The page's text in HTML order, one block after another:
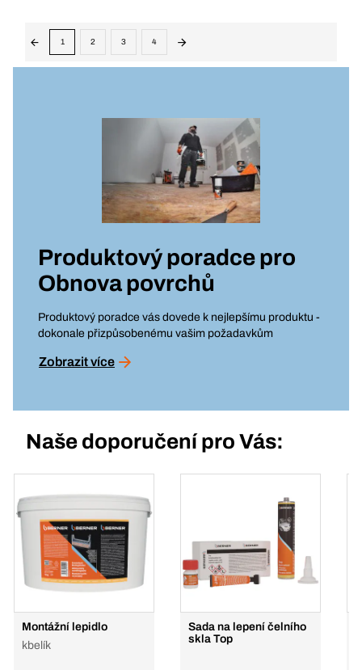
1 2 3 4
Produktový poradce pro
Obnova povrchů
Produktový poradce vás dovede k nejlepšímu produktu -
dokonale přizpůsobenému vašim požadavkům
Zobrazit více
Naše doporučení pro Vás:
Montážní lepidlo
kbelík
Sada na lepení čelního
skla Top